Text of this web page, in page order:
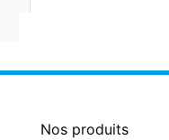
Nos produits